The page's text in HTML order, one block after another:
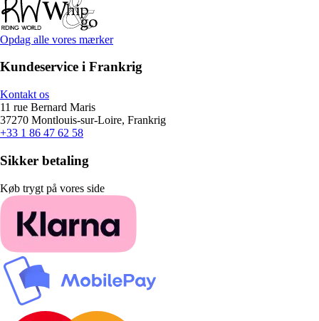
Opdag alle vores mærker
Kundeservice i Frankrig
Kontakt os
11 rue Bernard Maris
37270 Montlouis-sur-Loire, Frankrig
+33 1 86 47 62 58
Sikker betaling
Køb trygt på vores side